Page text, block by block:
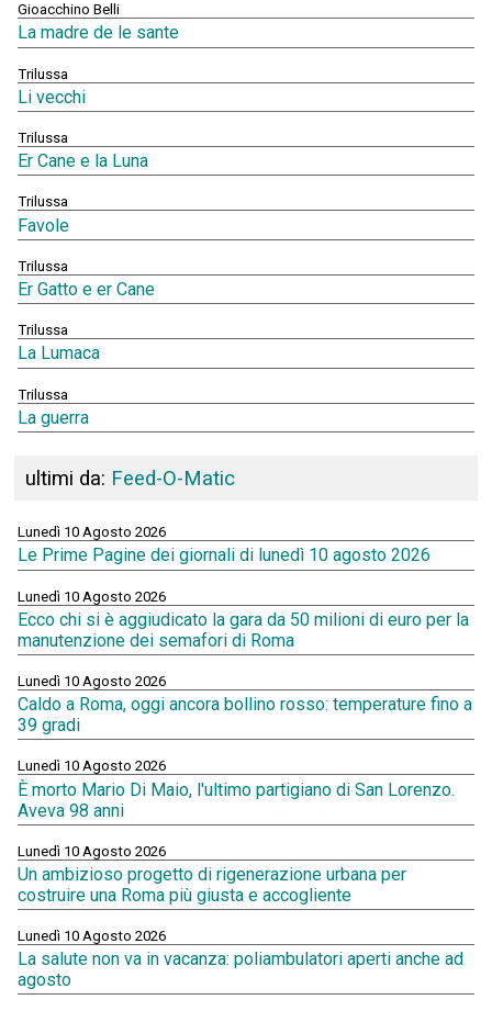
Gioacchino Belli
La madre de le sante
Trilussa
Li vecchi
Trilussa
Er Cane e la Luna
Trilussa
Favole
Trilussa
Er Gatto e er Cane
Trilussa
La Lumaca
Trilussa
La guerra
ultimi da: Feed-O-Matic
Lunedì 10 Agosto 2026
Le Prime Pagine dei giornali di lunedì 10 agosto 2026
Lunedì 10 Agosto 2026
Ecco chi si è aggiudicato la gara da 50 milioni di euro per la
manutenzione dei semafori di Roma
Lunedì 10 Agosto 2026
Caldo a Roma, oggi ancora bollino rosso: temperature fino a
39 gradi
Lunedì 10 Agosto 2026
È morto Mario Di Maio, l'ultimo partigiano di San Lorenzo.
Aveva 98 anni
Lunedì 10 Agosto 2026
Un ambizioso progetto di rigenerazione urbana per
costruire una Roma più giusta e accogliente
Lunedì 10 Agosto 2026
La salute non va in vacanza: poliambulatori aperti anche ad
agosto